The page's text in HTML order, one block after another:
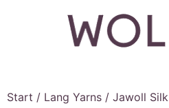
Start / Lang Yarns / Jawoll Silk